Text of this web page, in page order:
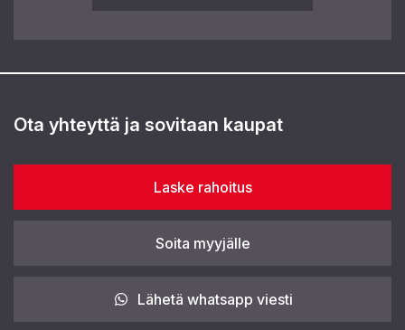
Ota yhteyttä ja sovitaan kaupat
Laske rahoitus
Soita myyjälle
Lähetä whatsapp viesti